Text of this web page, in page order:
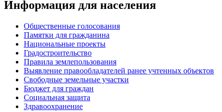
Информация для населения
Общественные голосования
Памятки для гражданина
Национальные проекты
Градостроительство
Правила землепользования
Выявление правообладателей ранее учтенных объектов
Свободные земельные участки
Бюджет для граждан
Социальная защита
Здравоохранение